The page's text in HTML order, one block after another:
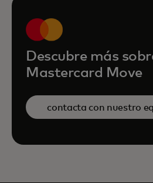
Descubre más
Mastercard Move
contacta con nuestro